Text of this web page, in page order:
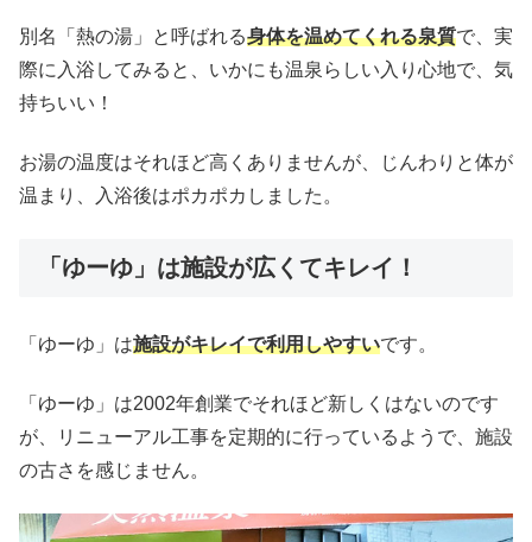
別名「熱の湯」と呼ばれる身体を温めてくれる泉質で、実
際に入浴してみると、いかにも温泉らしい入り心地で、気
持ちいい！
お湯の温度はそれほど高くありませんが、じんわりと体が
温まり、入浴後はポカポカしました。
「ゆーゆ」は施設が広くてキレイ！
「ゆーゆ」は施設がキレイで利用しやすいです。
「ゆーゆ」は2002年創業でそれほど新しくはないのです
が、リニューアル工事を定期的に行っているようで、施設
の古さを感じません。